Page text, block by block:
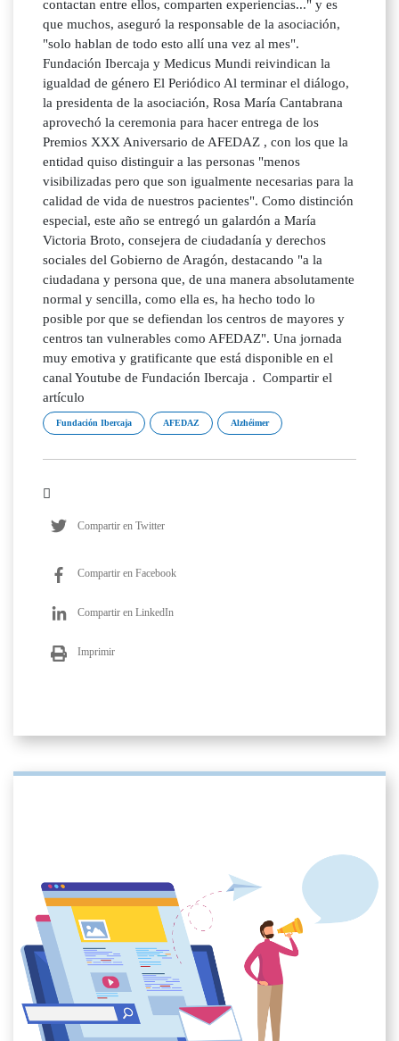
contactan entre ellos, comparten experiencias..." y es
que muchos, aseguró la responsable de la asociación,
"solo hablan de todo esto allí una vez al mes".
Fundación Ibercaja y Medicus Mundi reivindican la
igualdad de género El Periódico Al terminar el diálogo,
la presidenta de la asociación, Rosa María Cantabrana
aprovechó la ceremonia para hacer entrega de los
Premios XXX Aniversario de AFEDAZ , con los que la
entidad quiso distinguir a las personas "menos
visibilizadas pero que son igualmente necesarias para la
calidad de vida de nuestros pacientes". Como distinción
especial, este año se entregó un galardón a María
Victoria Broto, consejera de ciudadanía y derechos
sociales del Gobierno de Aragón, destacando "a la
ciudadana y persona que, de una manera absolutamente
normal y sencilla, como ella es, ha hecho todo lo
posible por que se defiendan los centros de mayores y
centros tan vulnerables como AFEDAZ". Una jornada
muy emotiva y gratificante que está disponible en el
canal Youtube de Fundación Ibercaja . Compartir el
artículo
Fundación Ibercaja AFEDAZ Alzhéimer
Compartir en Twitter
Compartir en Facebook
Compartir en LinkedIn
Imprimir